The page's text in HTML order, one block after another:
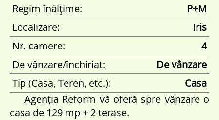
Regim înălţime:
P+M
Localizare:
Iris
Nr. camere:
4
De vânzare/închiriat:
De vânzare
Tip (Casa, Teren, etc.):
Casa
Agenția Reform vă oferă spre vânzare o
casa de 129 mp + 2 terase.